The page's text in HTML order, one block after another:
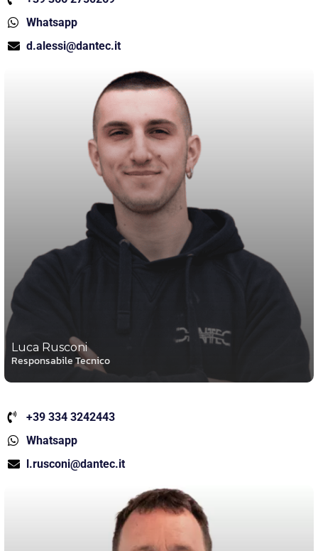
Whatsapp
d.alessi@dantec.it
Luca Rusconi
Responsabile Tecnico
+39 334 3242443
Whatsapp
l.rusconi@dantec.it